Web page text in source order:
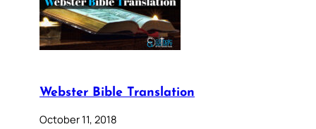
Webster Bible Translation
October 11, 2018